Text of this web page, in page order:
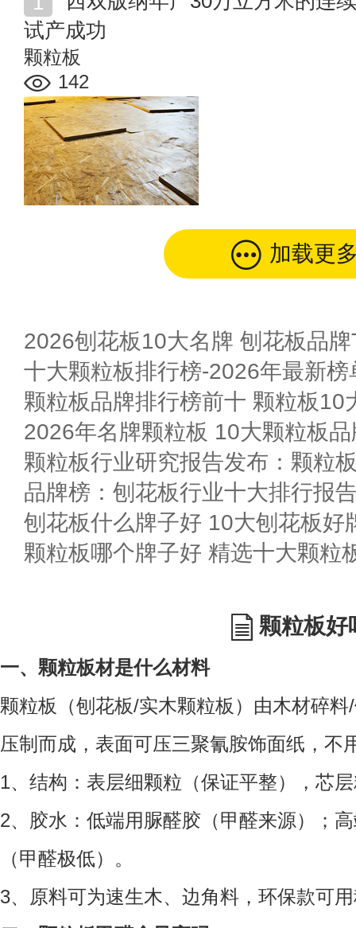
试产成功
颗粒板
142
加载更
2026刨花板10大名牌 刨花板品
十大颗粒板排行榜-2026年最新榜
颗粒板品牌排行榜前十 颗粒板10
2026年名牌颗粒板 10大颗粒板
颗粒板行业研究报告发布：颗粒
刨花板什么牌子好 10大刨花板好
颗粒板哪个牌子好 精选十大颗粒
颗粒板好
一、颗粒板材是什么材料
颗粒板（刨花板/实木颗粒板）由木材碎
压制而成，表面可压三聚氰胺饰面纸，不
1、结构：表层细颗粒（保证平整），芯
2、胶水：低端用脲醛胶（甲醛来源）；
（甲醛极低）。
3、原料可为速生木、边角料，环保款可